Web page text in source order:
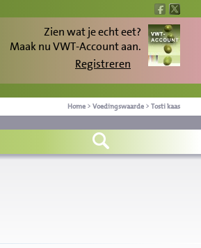
Zien wat je echt eet?
Maak nu VWT-Account aan.
Registreren
Home > Voedingswaarde > Tosti kaas